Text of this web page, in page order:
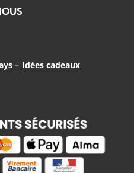
- Idées cadeaux